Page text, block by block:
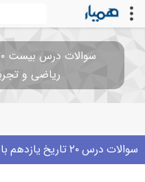
ریاضی و
سوالات درس ۲۰ تاریخ یازدهم با جواب